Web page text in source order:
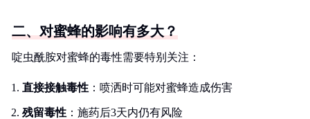
二、对蜜蜂的影响有多大？
啶虫酰胺对蜜蜂的毒性需要特别关注：
直接接触毒性 ：喷洒时可能对蜜蜂造成伤害
残留毒性 ：施药后3天内仍有风险